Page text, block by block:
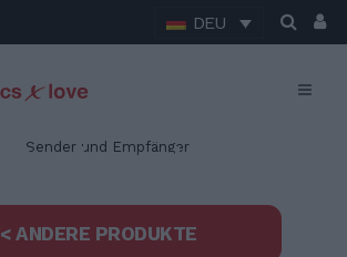
DEU
Sender und
< ANDERE PRODUKTE